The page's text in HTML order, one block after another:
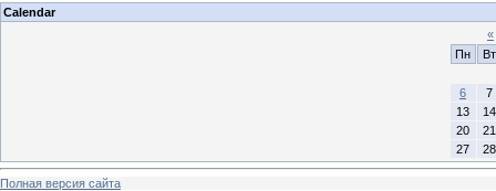
Calendar
«
Пн
Вт
6
7
13
14
20
21
27
28
Полная версия сайта